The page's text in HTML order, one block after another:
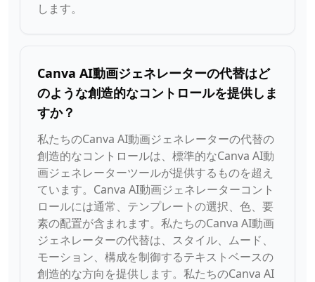
します。
Canva AI動画ジェネレーターの代替はど
のような創造的なコントロールを提供しま
すか？
私たちのCanva AI動画ジェネレーターの代替の
創造的なコントロールは、標準的なCanva AI動
画ジェネレーターツールが提供するものを超え
ています。Canva AI動画ジェネレーターコント
ロールには通常、テンプレートの選択、色、要
素の配置が含まれます。私たちのCanva AI動画
ジェネレーターの代替は、スタイル、ムード、
モーション、構成を制御するテキストベースの
創造的な方向を提供します。私たちのCanva AI